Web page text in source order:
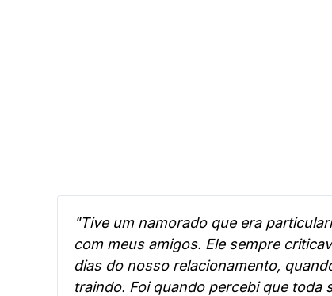
"Tive um namorado que era
com meus amigos. Ele sempre
dias do nosso relacionamento,
traindo. Foi quando percebi que toda